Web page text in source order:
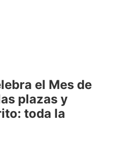
el Mes de
plazas y
toda la